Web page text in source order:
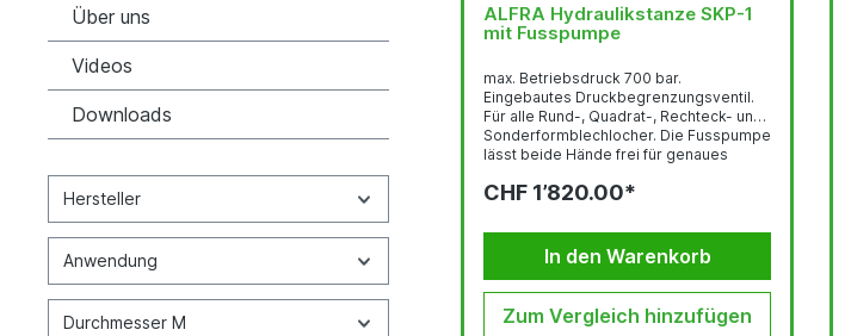
Über uns
Videos
Downloads
Hersteller
Anwendung
Durchmesser M
ALFRA Hydraulikstanze SKP-1
mit Fusspumpe
max. Betriebsdruck 700 bar.
Eingebautes Druckbegrenzungsventil.
Für alle Rund-, Quadrat-, Rechteck- und
Sonderformblechlocher. Die Fusspumpe
lässt beide Hände frei für genaues
Schaltschrank. Das Trägergestell der
Standsicheres, kippstabiles Arbeiten ist
somit gewährleistet. Tankvolumen 270
cm³ Nutzbares Ölvolumen 210 cm³
Inhalt: 1 Hydraulik-Zylinder mit
Schnellkupplung...
CHF 1’820.00*
In den Warenkorb
Zum Vergleich hinzufügen